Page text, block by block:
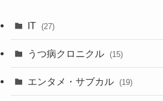
IT (27)
うつ病クロニクル (15)
エンタメ・サブカル (19)